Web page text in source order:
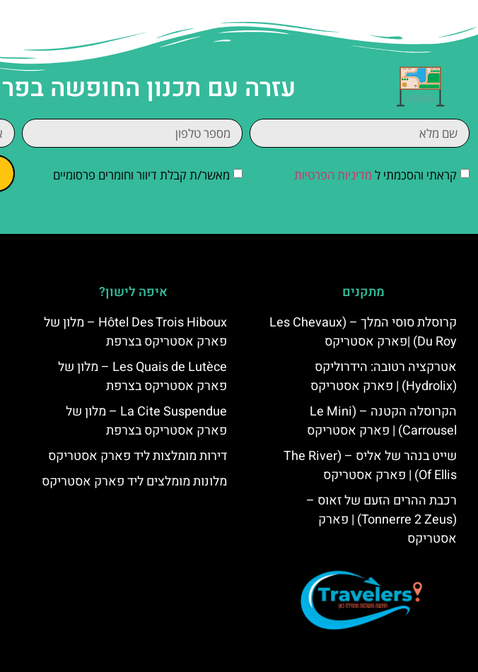
עזרה עם תכנון החופשה
קראתי והסכמתי ל מדיניות הפרטיות מאשר/ת קבלת דיוור וחומרים פרסומיים
מתקנים
קרוסלת סוסי המלך – (Les Chevaux
Du Roy) |פארק אסטריקס
אטרקציה רטובה: הידרוליקס
(Hydrolix) | פארק אסטריקס
הקרוסלה הקטנה – (Le Mini
Carrousel) | פארק אסטריקס
שייט בנהר של אליס – (The River
Of Ellis) | פארק אסטריקס
רכבת ההרים הזעם של זאוס –
(Tonnerre 2 Zeus) | פארק
אסטריקס
איפה לישון?
Hôtel Des Trois Hiboux – מלון של
פארק אסטריקס בצרפת
Les Quais de Lutèce – מלון של
פארק אסטריקס בצרפת
La Cite Suspendue – מלון של
פארק אסטריקס בצרפת
דירות מומלצות ליד פארק אסטריקס
מלונות מומלצים ליד פארק אסטריקס